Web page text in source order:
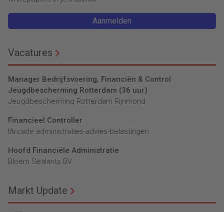
Aanmelden
Vacatures
Manager Bedrijfsvoering, Financiën & Control
Jeugdbescherming Rotterdam (36 uur)
Jeugdbescherming Rotterdam Rijnmond
Financieel Controller
lArcade administraties-advies-belastingen
Hoofd Financiële Administratie
Bloem Sealants BV
Markt Update